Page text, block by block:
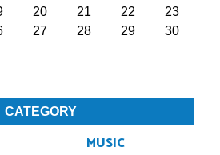
20 21 22
23
27 28 29
30
CATEGORY
MUSIC